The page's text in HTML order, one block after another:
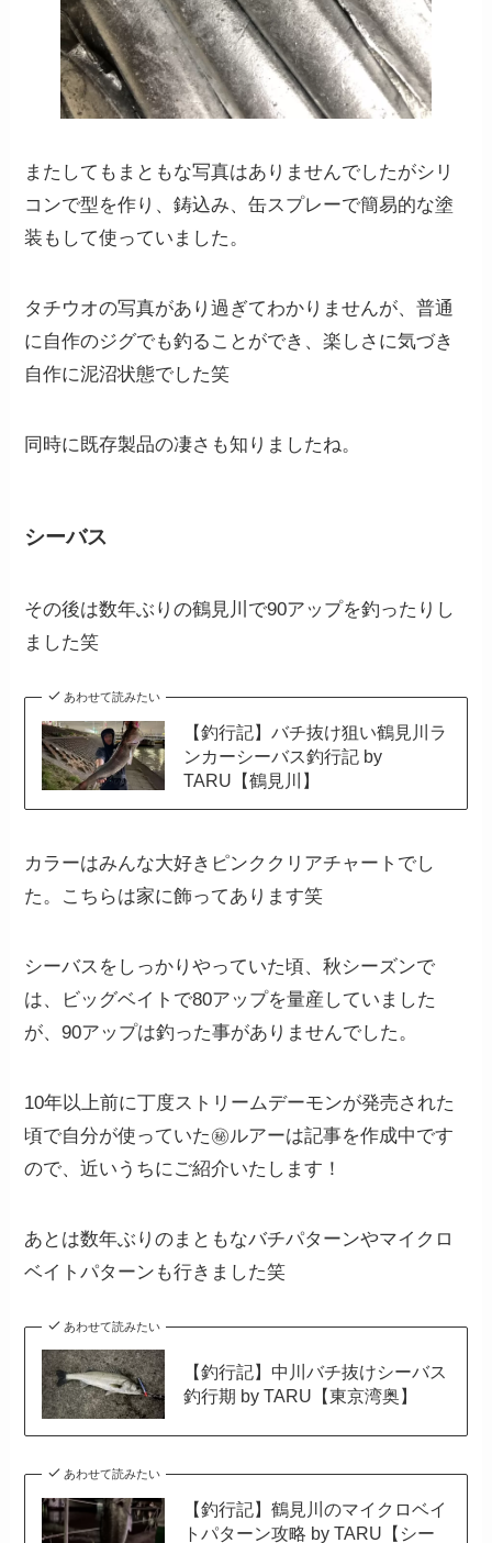
またしてもまともな写真はありませんでしたがシリ
コンで型を作り、鋳込み、缶スプレーで簡易的な塗
装もして使っていました。
タチウオの写真があり過ぎてわかりませんが、普通
に自作のジグでも釣ることができ、楽しさに気づき
自作に泥沼状態でした笑
同時に既存製品の凄さも知りましたね。
シーバス
その後は数年ぶりの鶴見川で90アップを釣ったりし
ました笑
あわせて読みたい
【釣行記】バチ抜け狙い鶴見川ラ
ンカーシーバス釣行記 by
TARU【鶴見川】
カラーはみんな大好きピンククリアチャートでし
た。こちらは家に飾ってあります笑
シーバスをしっかりやっていた頃、秋シーズンで
は、ビッグベイトで80アップを量産していました
が、90アップは釣った事がありませんでした。
10年以上前に丁度ストリームデーモンが発売された
頃で自分が使っていた㊙︎ルアーは記事を作成中です
ので、近いうちにご紹介いたします！
あとは数年ぶりのまともなバチパターンやマイクロ
ベイトパターンも行きました笑
あわせて読みたい
【釣行記】中川バチ抜けシーバス
釣行期 by TARU【東京湾奥】
あわせて読みたい
【釣行記】鶴見川のマイクロベイ
トパターン攻略 by TARU【シー